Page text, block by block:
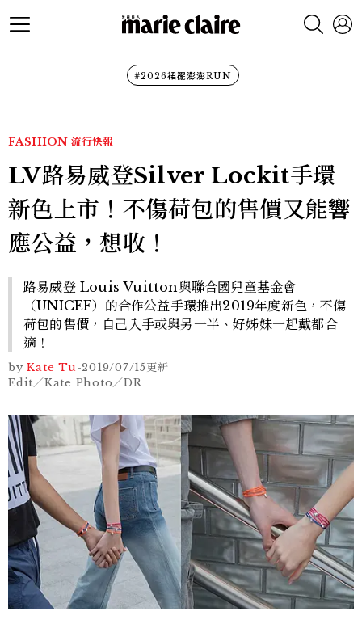
#2026裙襬澎澎RUN
FASHION 流行快報
LV路易威登Silver Lockit手環
新色上市！不傷荷包的售價又能響
應公益，想收！
路易威登 Louis Vuitton與聯合國兒童基金會
（UNICEF）的合作公益手環推出2019年度新色，不傷
荷包的售價，自己入手或與另一半、好姊妹一起戴都合
適！
by Kate Tu-2019/07/15更新
Edit／Kate Photo／DR